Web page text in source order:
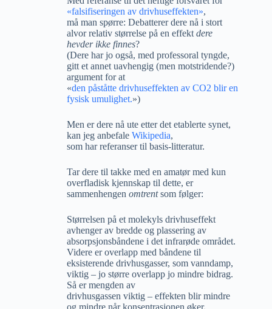
«falsifiseringen av drivhuseffekten»,
må man spørre: Debatterer dere nå i stort
alvor relativ størrelse på en effekt dere
hevder ikke finnes?
(Dere har jo også, med professoral tyngde,
gitt et annet uavhengig (men motstridende?)
argument for at
«den påståtte drivhuseffekten av CO2 blir en
fysisk umulighet.»)
Men er dere nå ute etter det etablerte synet,
kan jeg anbefale Wikipedia,
som har referanser til basis-litteratur.
Tar dere til takke med en amatør med kun
overfladisk kjennskap til dette, er
sammenhengen omtrentsom følger:
Størrelsen på et molekyls drivhuseffekt
avhenger av bredde og plassering av
absorpsjonsbåndene i det infrarøde området.
Videre er overlapp med båndene til
eksisterende drivhusgasser, som vanndamp,
viktig – jo større overlapp jo mindre bidrag.
Så er mengden av
drivhusgassen viktig – effekten blir mindre
og mindre når konsentrasjonen øker.